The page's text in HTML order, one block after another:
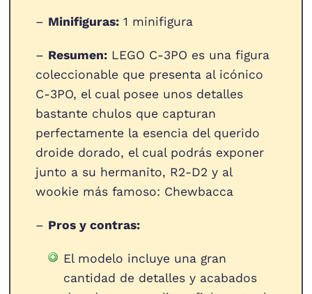
– Minifiguras:1 minifigura
– Resumen:LEGO C-3PO es una figura
coleccionable que presenta al icónico
C-3PO, el cual posee unos detalles
bastante chulos que capturan
perfectamente la esencia del querido
droide dorado, el cual podrás exponer
junto a su hermanito, R2-D2 y al
wookie más famoso: Chewbacca
– Pros y contras:
El modelo incluye una gran
cantidad de detalles y acabados